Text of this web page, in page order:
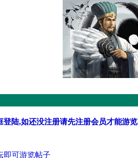
陆,如还没注册请先注册会员才能游览
即可游览帖子